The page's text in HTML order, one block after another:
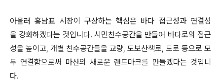
아울러 홍남표 시장이 구상하는 핵심은 바다 접근성과 연결성
을 강화하겠다는 것입니다. 시민친수공간을 만들어 바다로의 접근
성을 높이고, 개별 친수공간들을 교량, 도보산책로, 도로 등으로 모
두 연결함으로써 마산의 새로운 랜드마크를 만들겠다는 것입니
다.